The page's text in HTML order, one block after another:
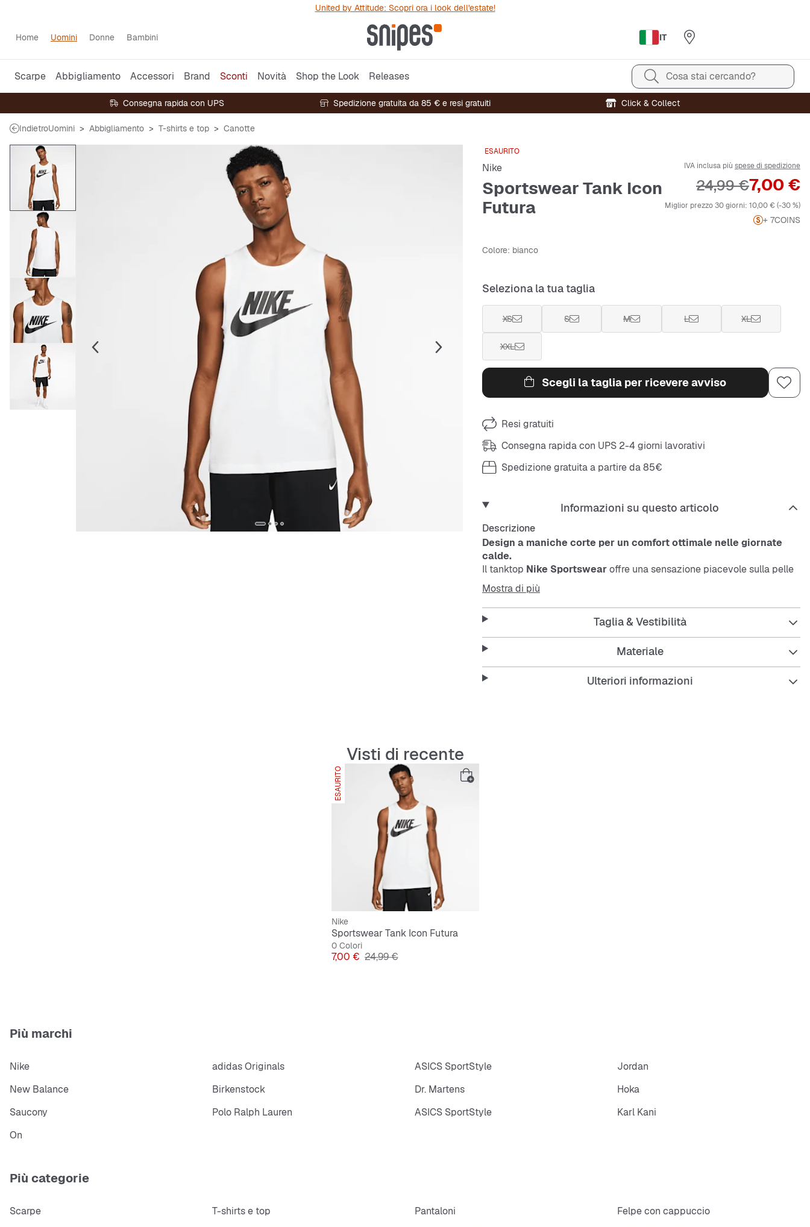
United by Attitude: Scopri ora i look dell'estate!
Home Uomini Donne Bambini IT
Scarpe Abbigliamento Accessori Brand Sconti Novità Shop the Look Releases Cosa stai cercando?
Consegna rapida con UPS Spedizione gratuita da 85 € e resi gratuiti Click & Collect
IndietroUomini Abbigliamento T-shirts e top Canotte
ESAURITO
Nike
Sportswear Tank Icon
Futura
IVA inclusa più spese di spedizione
Prezzo
7,00 €
Prezzo originale
24,99 €
Miglior prezzo 30 giorni: 10,00 € (-30 %)
+ 7COINS
Colore: bianco
Seleziona la tua taglia
XS S M L XL
XXL
Scegli la taglia per ricevere avviso
Resi gratuiti
Consegna rapida con UPS 2-4 giorni lavorativi
Spedizione gratuita a partire da 85€
Informazioni su questo articolo
Descrizione
Design a maniche corte per un comfort ottimale nelle giornate
calde.
Il tanktop Nike Sportswearoffre una sensazione piacevole sulla pelle
grazie al morbido jersey di cotone e si distingue per un branding ben
visibile sul petto. Così puoi goderti un comfort comodo e di stile quando
fa caldo.
Questo tanktop è perfetto per chi cerca freschezza e libertà di
movimento senza rinunciare a un look alla moda.
Mostra di più
Taglia & Vestibilità
Materiale
Ulteriori informazioni
Visti di recente
ESAURITO
Nike
Sportswear Tank Icon Futura
0 Colori
Prezzo
7,00 € Prezzo originale
24,99 €
Più marchi
Nike adidas Originals ASICS SportStyle
Jordan
New Balance
Birkenstock Dr. Martens
Hoka
Saucony
Polo Ralph Lauren ASICS SportStyle
Karl Kani
On
Più categorie
Scarpe T-shirts e top Pantaloni
Felpe con cappuccio